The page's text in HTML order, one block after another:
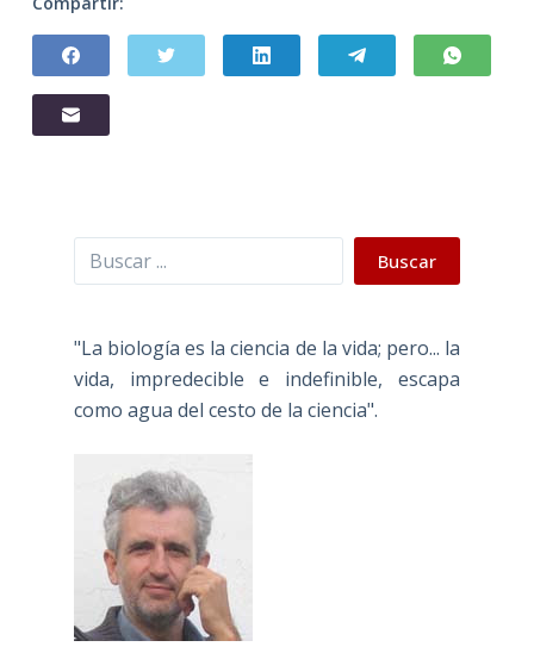
Buscar Buscar
"La biología es la ciencia de la vida; pero... la
vida, impredecible e indefinible, escapa
como agua del cesto de la ciencia".